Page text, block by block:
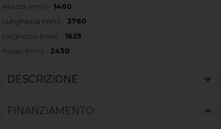
Altezza (mm) - 1460
Lunghezza (mm) - 3760
Larghezza (mm) - 1625
Passo (mm) - 2450
DESCRIZIONE
FINANZIAMENTO